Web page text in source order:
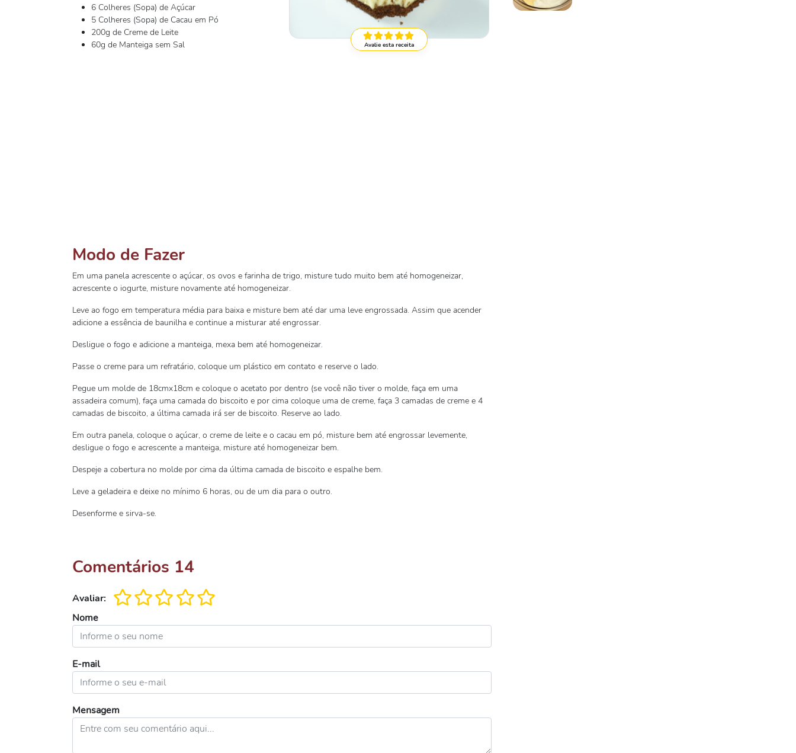
Avalie esta receita
6 Colheres (Sopa) de Açúcar
5 Colheres (Sopa) de Cacau em Pó
200g de Creme de Leite
60g de Manteiga sem Sal
Modo de Fazer
Em uma panela acrescente o açúcar, os ovos e farinha de trigo, misture tudo muito bem até homogeneizar,
acrescente o iogurte, misture novamente até homogeneizar.
Leve ao fogo em temperatura média para baixa e misture bem até dar uma leve engrossada. Assim que acender
adicione a essência de baunilha e continue a misturar até engrossar.
Desligue o fogo e adicione a manteiga, mexa bem até homogeneizar.
Passe o creme para um refratário, coloque um plástico em contato e reserve o lado.
Pegue um molde de 18cmx18cm e coloque o acetato por dentro (se você não tiver o molde, faça em uma
assadeira comum), faça uma camada do biscoito e por cima coloque uma de creme, faça 3 camadas de creme e 4
camadas de biscoito, a última camada irá ser de biscoito. Reserve ao lado.
Em outra panela, coloque o açúcar, o creme de leite e o cacau em pó, misture bem até engrossar levemente,
desligue o fogo e acrescente a manteiga, misture até homogeneizar bem.
Despeje a cobertura no molde por cima da última camada de biscoito e espalhe bem.
Leve a geladeira e deixe no mínimo 6 horas, ou de um dia para o outro.
Desenforme e sirva-se.
Comentários 14
Avaliar:
Nome
E-mail
Mensagem